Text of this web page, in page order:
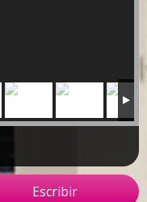
Escribir